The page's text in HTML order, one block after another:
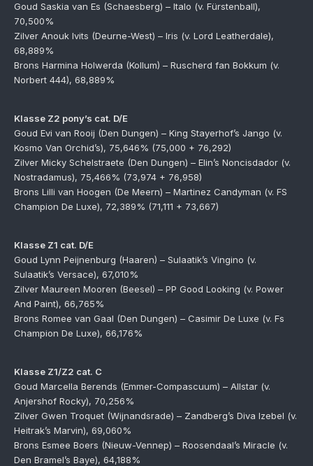
Goud Saskia van Es (Schaesberg) – Italo (v. Fürstenball),
70,500%
Zilver Anouk Ivits (Deurne-West) – Iris (v. Lord Leatherdale),
68,889%
Brons Harmina Holwerda (Kollum) – Ruscherd fan Bokkum (v.
Norbert 444), 68,889%
Klasse Z2 pony’s cat. D/E
Goud Evi van Rooij (Den Dungen) – King Stayerhof’s Jango (v.
Kosmo Van Orchid’s), 75,646% (75,000 + 76,292)
Zilver Micky Schelstraete (Den Dungen) – Elin’s Noncisdador (v.
Nostradamus), 75,466% (73,974 + 76,958)
Brons Lilli van Hoogen (De Meern) – Martinez Candyman (v. FS
Champion De Luxe), 72,389% (71,111 + 73,667)
Klasse Z1 cat. D/E
Goud Lynn Peijnenburg (Haaren) – Sulaatik’s Vingino (v.
Sulaatik’s Versace), 67,010%
Zilver Maureen Mooren (Beesel) – PP Good Looking (v. Power
And Paint), 66,765%
Brons Romee van Gaal (Den Dungen) – Casimir De Luxe (v. Fs
Champion De Luxe), 66,176%
Klasse Z1/Z2 cat. C
Goud Marcella Berends (Emmer-Compascuum) – Allstar (v.
Anjershof Rocky), 70,256%
Zilver Gwen Troquet (Wijnandsrade) – Zandberg’s Diva Izebel (v.
Heitrak’s Marvin), 69,060%
Brons Esmee Boers (Nieuw-Vennep) – Roosendaal’s Miracle (v.
Den Bramel’s Baye), 64,188%